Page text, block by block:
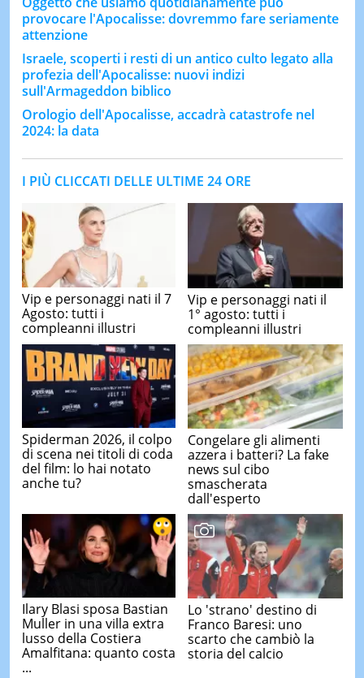
provocare l'Apocalisse: dovremmo fare seriamente
attenzione
Israele, scoperti i resti di un antico culto legato alla
profezia dell'Apocalisse: nuovi indizi
sull'Armageddon biblico
Orologio dell'Apocalisse, accadrà catastrofe nel
2024: la data
I PIÙ CLICCATI DELLE ULTIME 24 ORE
Vip e personaggi nati il 7
Agosto: tutti i
compleanni illustri
Vip e personaggi nati il
1° agosto: tutti i
compleanni illustri
Spiderman 2026, il colpo
di scena nei titoli di coda
del film: lo hai notato
anche tu?
Congelare gli alimenti
azzera i batteri? La fake
news sul cibo
smascherata
dall'esperto
Ilary Blasi sposa Bastian
Muller in una villa extra
lusso della Costiera
Amalfitana: quanto costa
...
Lo 'strano' destino di
Franco Baresi: uno
scarto che cambiò la
storia del calcio